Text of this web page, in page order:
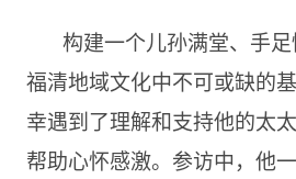
构建一个儿孙满堂、手
福清地域文化中不可或缺的
幸遇到了理解和支持他的太
帮助心怀感激。参访中，他